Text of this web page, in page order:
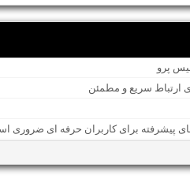
پرو
ارتباط سریع و مطمئن